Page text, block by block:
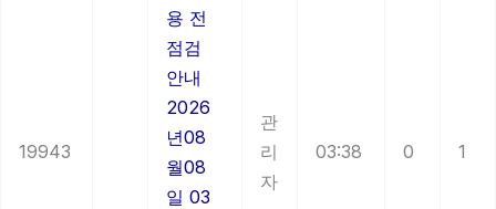
19943
용 전
점검
안내
2026
년08
월08
일 03
관
리
자
03:38 0 1